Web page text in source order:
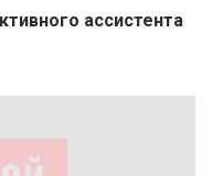
ассистента